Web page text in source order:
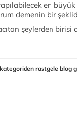
en
demenin bir
şeylerden
kategoriden rastgele blog